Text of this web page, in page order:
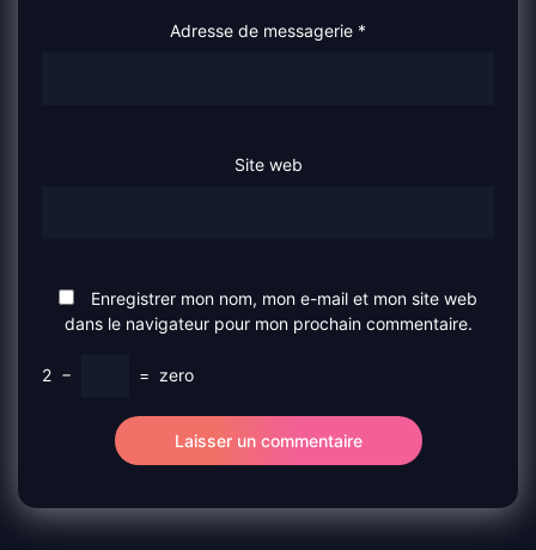
Adresse de messagerie *
Site web
Enregistrer mon nom, mon e-mail et mon site web
dans le navigateur pour mon prochain commentaire.
2 − = zero